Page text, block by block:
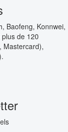
Baofeng, Konnwei,
de 120
Mastercard),